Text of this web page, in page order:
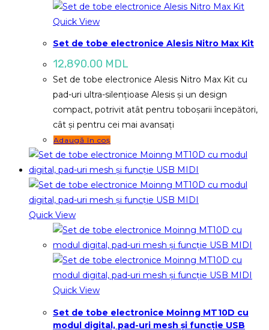
Quick View
Set de tobe electronice Alesis Nitro Max Kit
12,890.00 MDL
Set de tobe electronice Alesis Nitro Max Kit cu
pad-uri ultra-silențioase Alesis și un design
compact, potrivit atât pentru toboșarii începători,
cât și pentru cei mai avansați
Adaugă în coș
Quick View
Quick View
Set de tobe electronice Moinng MT10D cu
modul digital, pad-uri mesh și funcție USB